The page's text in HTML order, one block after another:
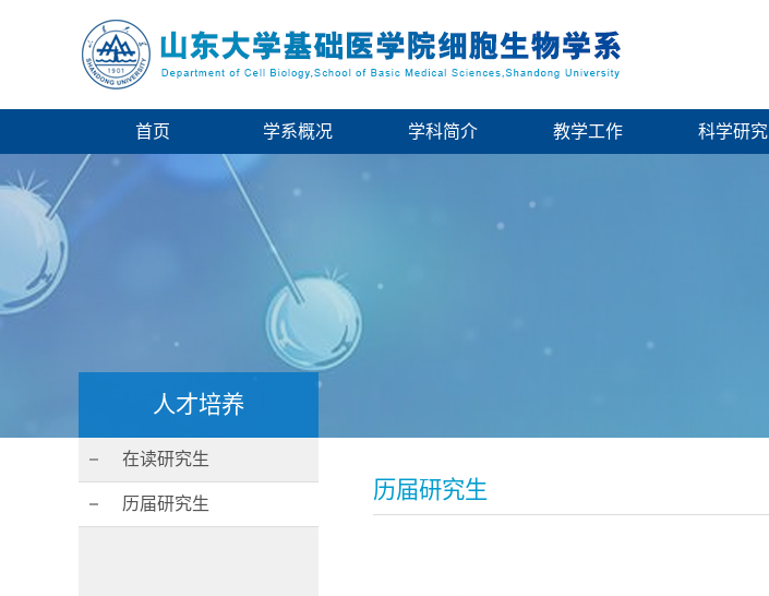
首页 学系概况 学科简介 教学工作 科学研究
人才培养
在读研究生
历届研究生
历届研究生